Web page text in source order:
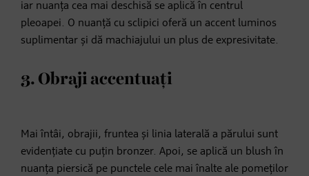
iar nuanța cea mai deschisă se aplică în centrul
pleoapei. O nuanță cu sclipici oferă un accent luminos
suplimentar și dă machiajului un plus de expresivitate.
3. Obraji accentuați
Mai întâi, obrajii, fruntea și linia laterală a părului sunt
evidențiate cu puțin bronzer. Apoi, se aplică un blush în
nuanța piersică pe punctele cele mai înalte ale pomeților